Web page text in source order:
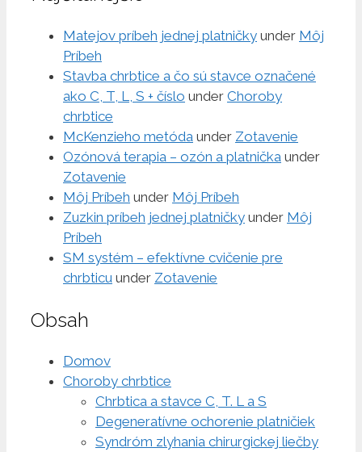
Matejov príbeh jednej platničky under Môj
Príbeh
Stavba chrbtice a čo sú stavce označené
ako C, T, L, S + číslo under Choroby
chrbtice
McKenzieho metóda under Zotavenie
Ozónová terapia – ozón a platnička under
Zotavenie
Môj Príbeh under Môj Príbeh
Zuzkin príbeh jednej platničky under Môj
Príbeh
SM systém – efektívne cvičenie pre
chrbticu under Zotavenie
Obsah
Domov
Choroby chrbtice
Chrbtica a stavce C, T. L a S
Degeneratívne ochorenie platničiek
Syndróm zlyhania chirurgickej liečby